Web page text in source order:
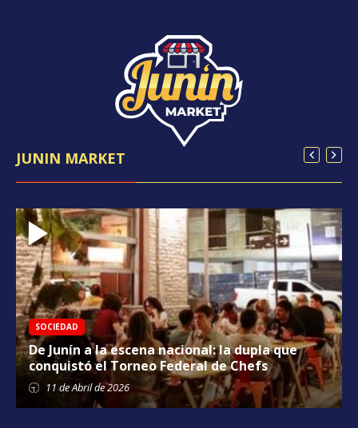
JUNIN MARKET
SOCIEDAD
De Junín a la escena nacional: la dupla que
conquistó el Torneo Federal de Chefs
11 deAbrilde 2026